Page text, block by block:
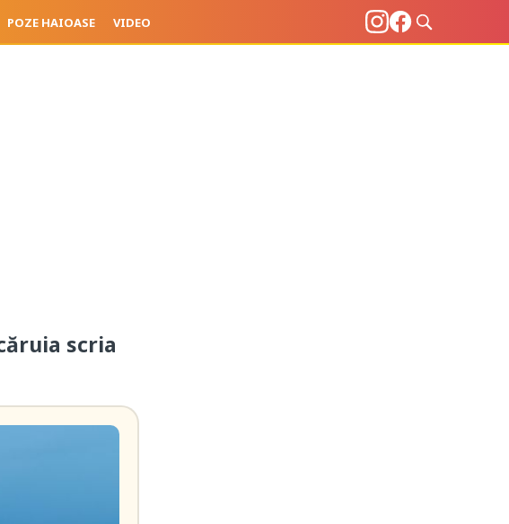
POZE HAIOASE VIDEO
scria